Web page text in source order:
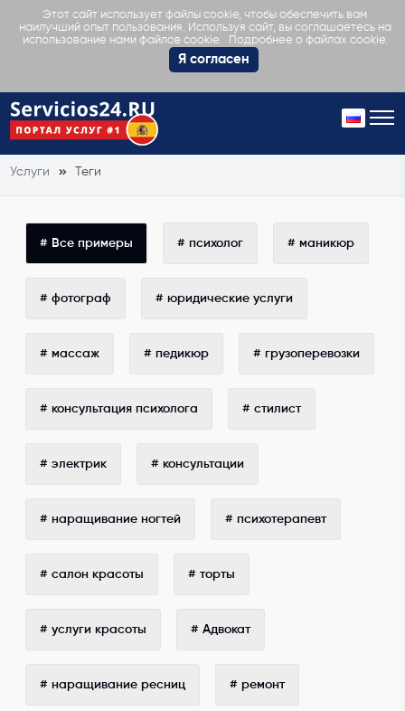
Этот сайт использует файлы cookie, чтобы обеспечить вам
наилучший опыт пользования. Используя сайт, вы соглашаетесь на
использование нами файлов cookie.
Подробнее о файлах cookie.
Я согласен
Услуги Теги
# Все примеры # психолог # маникюр
# фотограф # юридические услуги
# массаж # педикюр # грузоперевозки
# консультация психолога # стилист
# электрик # консультации
# наращивание ногтей # психотерапевт
# салон красоты # торты
# услуги красоты # Адвокат
# наращивание ресниц # ремонт